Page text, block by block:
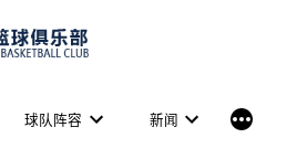
球队阵容 新闻 More